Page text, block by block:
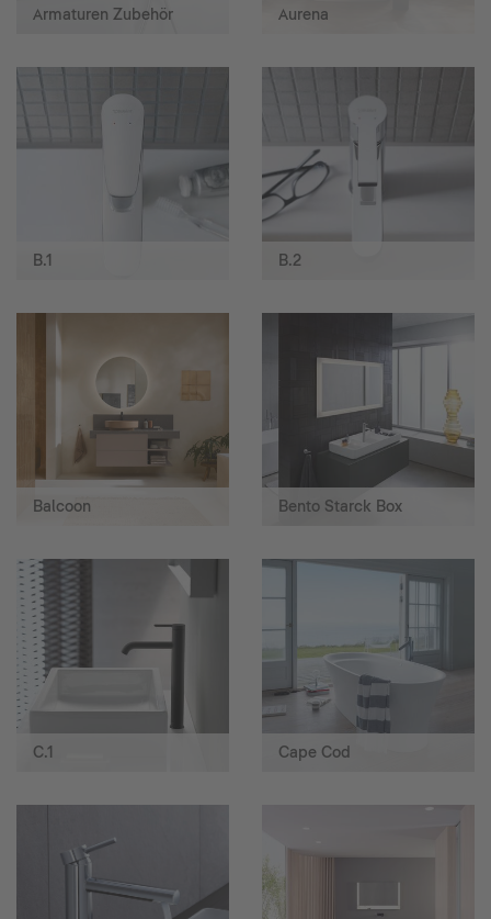
Armaturen Zubehör Aurena
B.1 B.2
Balcoon Bento Starck Box
C.1 Cape Cod